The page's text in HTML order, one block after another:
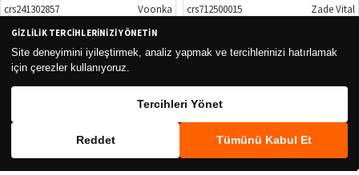
crs241302857
Voonka
Voonka Vitamin C Glutathione
Complex 15 Efervesan Tablet
189,00 ₺
crs712500015
Zade Vital
Tablet
GIZLILIK TERCIHLERINIZI YÖNETIN
Site deneyimini iyileştirmek, analiz yapmak ve tercihlerinizi hatırlamak
için çerezler kullanıyoruz.
Tercihleri Yönet
Reddet Tümünü Kabul Et